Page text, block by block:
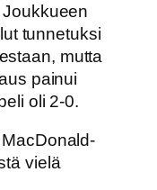
tunnetuksi
mutta
painui
oli 2-0.
vielä